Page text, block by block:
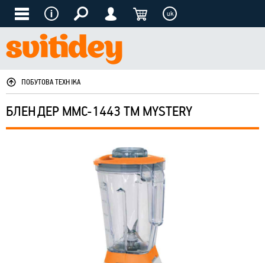
uk
ПОБУТОВА ТЕХНІКА
БЛЕНДЕР MMC-1443 ТМ MYSTERY